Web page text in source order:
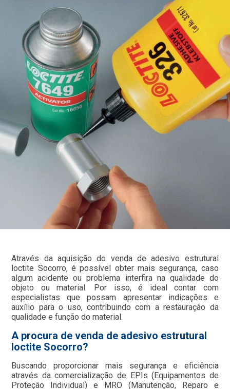
Através da aquisição do venda de adesivo estrutural
loctite Socorro, é possível obter mais segurança, caso
algum acidente ou problema interfira na qualidade do
objeto ou material. Por isso, é ideal contar com
especialistas que possam apresentar indicações e
auxílio para o uso, contribuindo com a restauração da
qualidade e função do material.
A procura de venda de adesivo estrutural
loctite Socorro?
Buscando proporcionar mais segurança e eficiência
através da comercialização de EPIs (Equipamentos de
Proteção Individual) e MRO (Manutenção, Reparo e